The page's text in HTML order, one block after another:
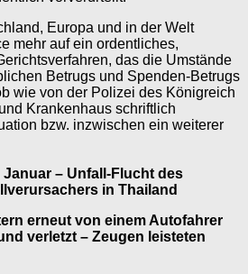
Europa und in der Welt
mehr auf ein ordentliches,
das die Umstände
Betrugs und Spenden-Betrugs
wie von der Polizei des Königreich
Krankenhaus schriftlich
bzw. inzwischen ein weiterer
– Unfall-Flucht des
in Thailand
erneut von einem Autofahrer
verletzt – Zeugen leisteten